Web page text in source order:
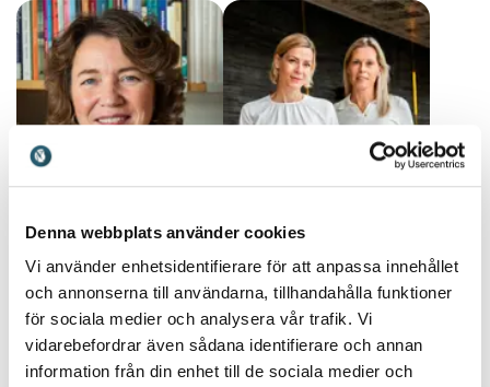
Denna webbplats använder cookies
Vi använder enhetsidentifierare för att anpassa innehållet
och annonserna till användarna, tillhandahålla funktioner
för sociala medier och analysera vår trafik. Vi
vidarebefordrar även sådana identifierare och annan
information från din enhet till de sociala medier och
att våga satsa
sammanhållning och
framtidstro
Annika Engström
Docent och expert på
professionell kommunikation
och möteseffektivitet
Annika Nilsson &
Lena Winqvist
Hjärnfokus och lärstrategier
som ger effekt i vardag och
arbetsliv